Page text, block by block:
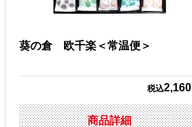
葵の倉 欧千楽＜常温便＞
税込2,160
商品詳細